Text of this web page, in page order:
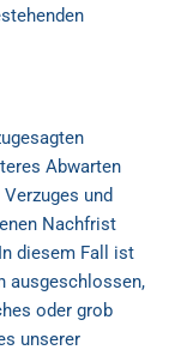
Abwarten
und
Nachfrist
diesem Fall ist
ausgeschlossen,
oder grob
unserer